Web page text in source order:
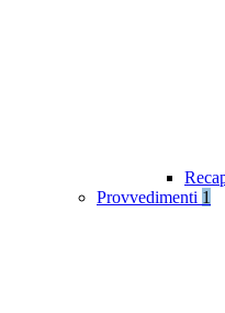
Provvedimenti 1